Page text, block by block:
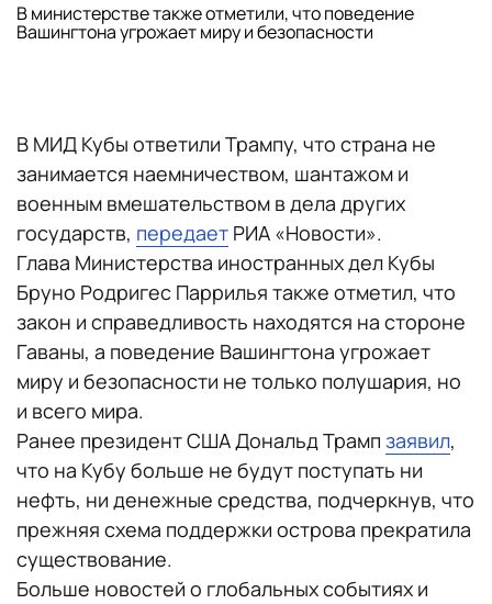
В министерстве также отметили, что поведение
Вашингтона угрожает миру и безопасности
В МИД Кубы ответили Трампу, что страна не
занимается наемничеством, шантажом и
военным вмешательством в дела других
государств, передает РИА «Новости».
Глава Министерства иностранных дел Кубы
Бруно Родригес Паррилья также отметил, что
закон и справедливость находятся на стороне
Гаваны, а поведение Вашингтона угрожает
миру и безопасности не только полушария, но
и всего мира.
Ранее президент США Дональд Трамп заявил,
что на Кубу больше не будут поступать ни
нефть, ни денежные средства, подчеркнув, что
прежняя схема поддержки острова прекратила
существование.
Больше новостей о глобальных событиях и